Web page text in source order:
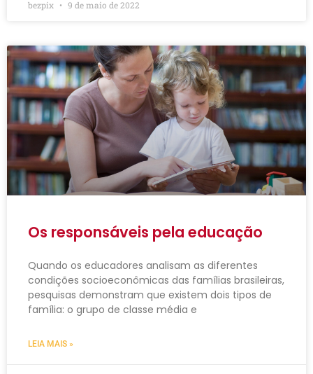
bezpix 9 de maio de 2022
Os responsáveis pela educação
Quando os educadores analisam as diferentes
condições socioeconômicas das famílias brasileiras,
pesquisas demonstram que existem dois tipos de
família: o grupo de classe média e
LEIA MAIS »